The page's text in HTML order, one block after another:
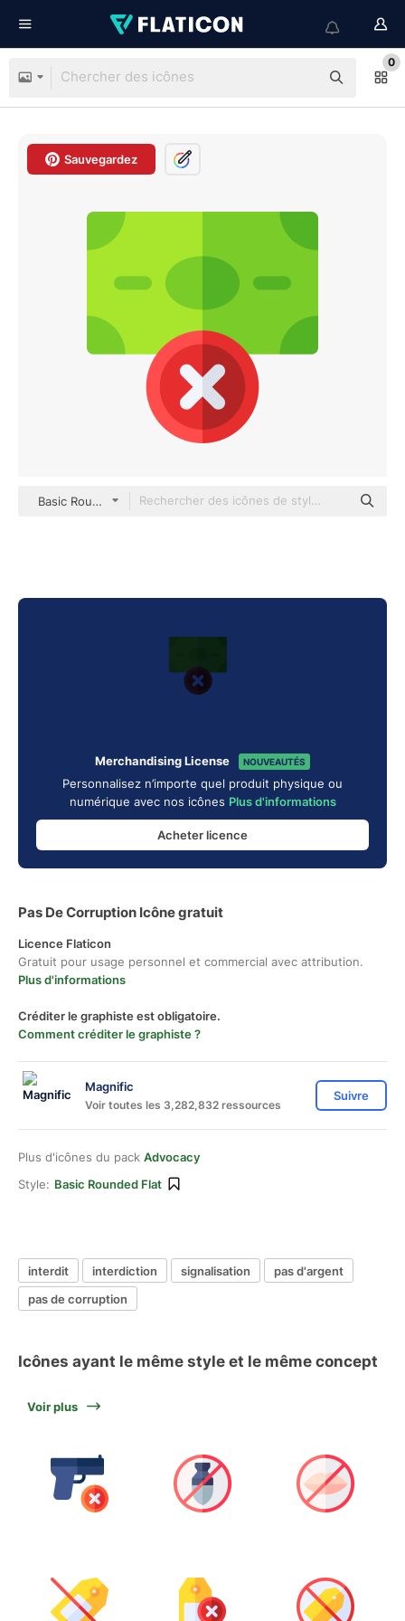
0
Sauvegardez
Basic Rounded Flat
Merchandising License NOUVEAUTÉS
Personnalisez n’importe quel produit physique ou
numérique avec nos icônes Plus d'informations
Acheter licence
Pas De Corruption Icône gratuit
Licence Flaticon
Gratuit pour usage personnel et commercial avec attribution.
Plus d'informations
Créditer le graphiste est obligatoire.
Comment créditer le graphiste ?
Magnific
Voir toutes les 3,282,832 ressources
Suivre
Plus d'icônes du pack Advocacy
Style: Basic Rounded Flat
interdit interdiction signalisation
pas d'argent
pas de corruption
Icônes ayant le même style et le même concept
Voir plus